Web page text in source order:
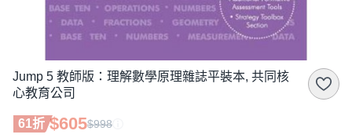
Jump 5 教師版：理解數學原理雜誌平裝本, 共同核
心教育公司
61折 $605$998